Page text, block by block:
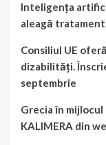
Inteligența
aleagă
Consiliul UE
dizabilități.
septembrie
Grecia în
KALIMERA din